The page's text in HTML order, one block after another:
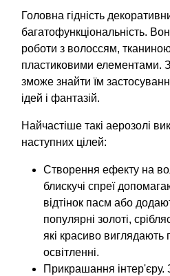
Головна гідність
багатофункціональність.
роботи з волоссям,
пластиковими елементами.
зможе знайти їм
ідей і фантазій.
Найчастіше такі аерозолі
наступних цілей:
Створення ефекту на
блискучі спреї
відтінок пасм або
популярні золоті,
які красиво
освітленні.
Прикрашання